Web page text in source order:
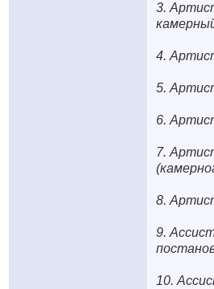
3.
4.
5.
6.
7.
8.
9.
10.